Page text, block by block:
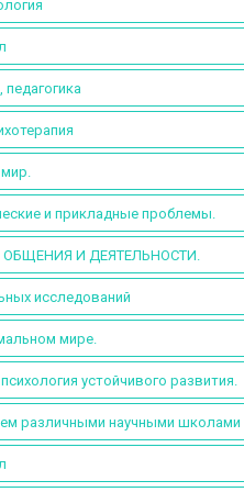
и прикладные проблемы.
И ДЕЯТЕЛЬНОСТИ.
исследований
мире.
устойчивого развития.
различными научными школами